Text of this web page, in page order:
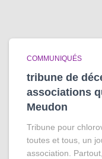
COMMUNIQUÉS
tribune de
associations
Meudon
Tribune pour
toutes et tous, un
association.